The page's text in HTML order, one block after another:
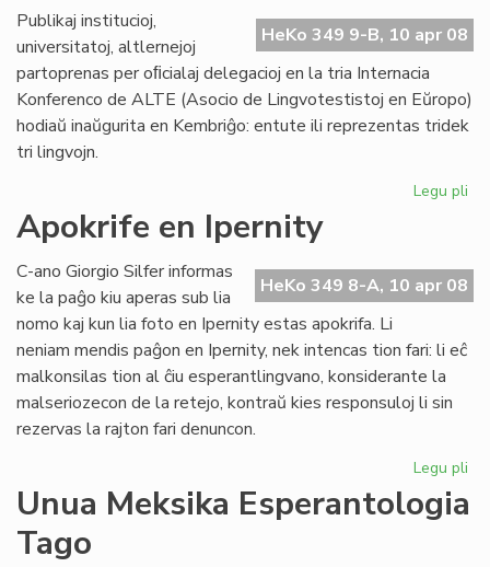
HeKo 349 9-B, 10 apr 08
Publikaj institucioj,
universitatoj, altlernejoj
partoprenas per oﬁcialaj delegacioj en la tria Internacia
Konferenco de ALTE (Asocio de Lingvotestistoj en Eŭropo)
hodiaŭ inaŭgurita en Kembriĝo: entute ili reprezentas tridek
tri lingvojn.
Legu pli
Apokrife en Ipernity
HeKo 349 8-A, 10 apr 08
C-ano Giorgio Silfer informas
ke la paĝo kiu aperas sub lia
nomo kaj kun lia foto en Ipernity estas apokrifa. Li
neniam mendis paĝon en Ipernity, nek intencas tion fari: li eĉ
malkonsilas tion al ĉiu esperantlingvano, konsiderante la
malseriozecon de la retejo, kontraŭ kies responsuloj li sin
rezervas la rajton fari denuncon.
Legu pli
Unua Meksika Esperantologia
Tago